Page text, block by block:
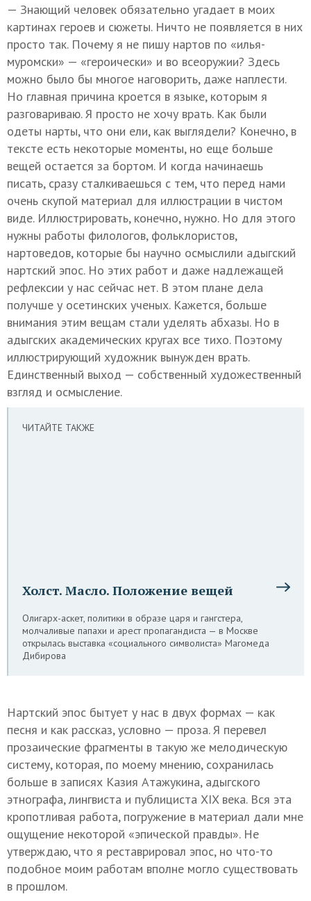
— Знающий человек обязательно угадает в моих
картинах героев и сюжеты. Ничто не появляется в них
просто так. Почему я не пишу нартов по «илья-
муромски» — «героически» и во всеоружии? Здесь
можно было бы многое наговорить, даже наплести.
Но главная причина кроется в языке, которым я
разговариваю. Я просто не хочу врать. Как были
одеты нарты, что они ели, как выглядели? Конечно, в
тексте есть некоторые моменты, но еще больше
вещей остается за бортом. И когда начинаешь
писать, сразу сталкиваешься с тем, что перед нами
очень скупой материал для иллюстрации в чистом
виде. Иллюстрировать, конечно, нужно. Но для этого
нужны работы филологов, фольклористов,
нартоведов, которые бы научно осмыслили адыгский
нартский эпос. Но этих работ и даже надлежащей
рефлексии у нас сейчас нет. В этом плане дела
получше у осетинских ученых. Кажется, больше
внимания этим вещам стали уделять абхазы. Но в
адыгских академических кругах все тихо. Поэтому
иллюстрирующий художник вынужден врать.
Единственный выход — собственный художественный
взгляд и осмысление.
ЧИТАЙТЕ ТАКЖЕ
Холст. Масло. Положение вещей
Олигарх-аскет, политики в образе царя и гангстера,
молчаливые папахи и арест пропагандиста — в Москве
открылась выставка «социального символиста» Магомеда
Дибирова
Нартский эпос бытует у нас в двух формах — как
песня и как рассказ, условно — проза. Я перевел
прозаические фрагменты в такую же мелодическую
систему, которая, по моему мнению, сохранилась
больше в записях Казия Атажукина, адыгского
этнографа, лингвиста и публициста XIX века. Вся эта
кропотливая работа, погружение в материал дали мне
ощущение некоторой «эпической правды». Не
утверждаю, что я реставрировал эпос, но что-то
подобное моим работам вполне могло существовать
в прошлом.